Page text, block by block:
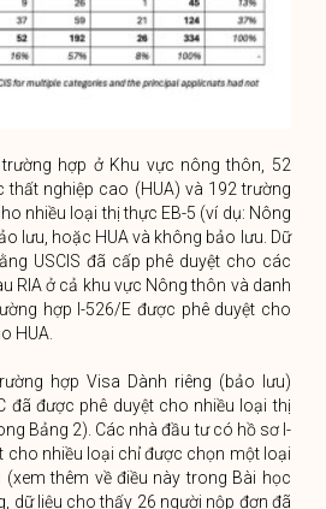
hợp ở Khu vực nông thôn, 52
thất nghiệp cao (HUA) và 192 trường
nhiều loại thị thực EB-5 (ví dụ: Nông
lưu, hoặc HUA và không bảo lưu. Dữ
USCIS đã cấp phê duyệt cho các
RIA ở cả khu vực Nông thôn và danh
hợp I-526/E được phê duyệt cho
HUA.
hợp Visa Dành riêng (bảo lưu)
đã được phê duyệt cho nhiều loại thị
Bảng 2). Các nhà đầu tư có hồ sơ I-
cho nhiều loại chỉ được chọn một loại
(xem thêm về điều này trong Bài học
dữ liệu cho thấy 26 người nộp đơn đã